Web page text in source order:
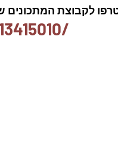
לקבוצת המתכונים